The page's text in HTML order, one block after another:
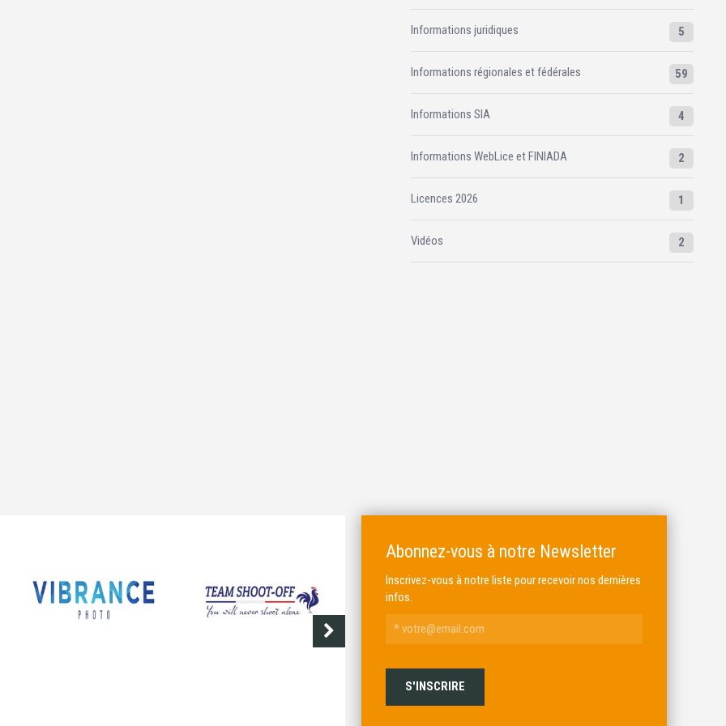
Informations juridiques 5
Informations régionales et fédérales 59
Informations SIA 4
Informations WebLice et FINIADA 2
Licences 2026 1
Vidéos 2
ALKAR
Abonnez-vous à notre Newsletter
Inscrivez-vous à notre liste pour recevoir nos dernières
infos.